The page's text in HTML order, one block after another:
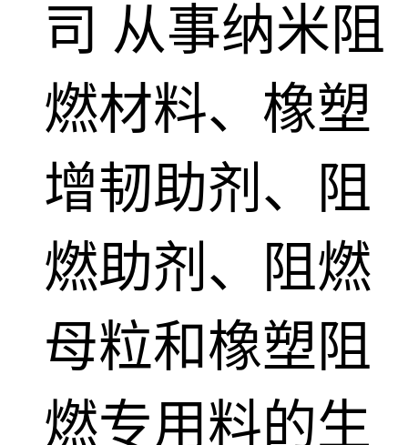
司 从事纳米阻
燃材料、橡塑
增韧助剂、阻
燃助剂、阻燃
母粒和橡塑阻
燃专用料的生